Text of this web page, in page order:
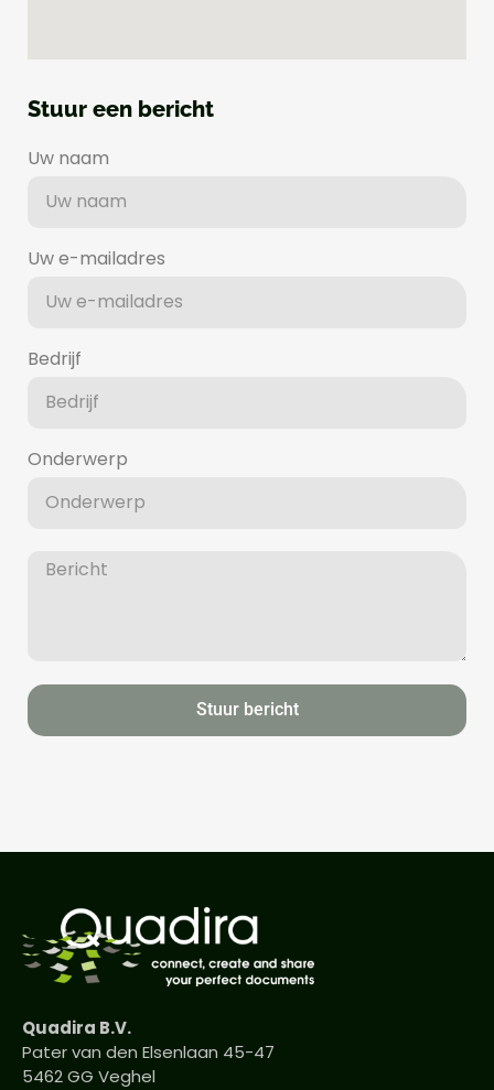
Stuur een bericht
Uw naam
Uw e-mailadres
Bedrijf
Onderwerp
Stuur bericht
Quadira B.V.
Pater van den Elsenlaan 45-47
5462 GG Veghel